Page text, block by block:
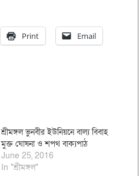
Print Email
শ্রীমঙ্গল ভুনবীর ইউনিয়নে বাল্য বিবাহ
মুক্ত ঘোষনা ও শপথ বাক্যপাঠ
June 25, 2016
In "শ্রীমঙ্গল"